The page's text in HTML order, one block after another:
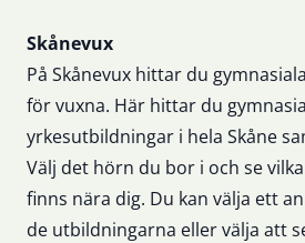
Sidfot
Skånevux
På Skånevux hittar du
för vuxna. Här hittar du
yrkesutbildningar i hela Skåne
Välj det hörn du bor i och se
finns nära dig. Du kan välja ett
de utbildningarna eller välja att